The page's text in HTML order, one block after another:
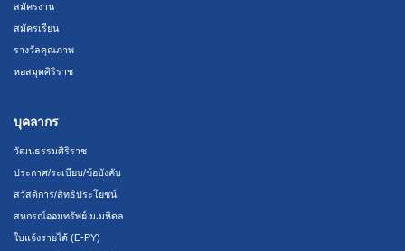
สมัครงาน
สมัครเรียน
รางวัลคุณภาพ
หอสมุดศิริราช
บุคลากร
วัฒนธรรมศิริราช
ประกาศ/ระเบียบ/ข้อบังคับ
สวัสดิการ/สิทธิประโยชน์
สหกรณ์ออมทรัพย์ ม.มหิดล
ใบแจ้งรายได้ (E-PY)